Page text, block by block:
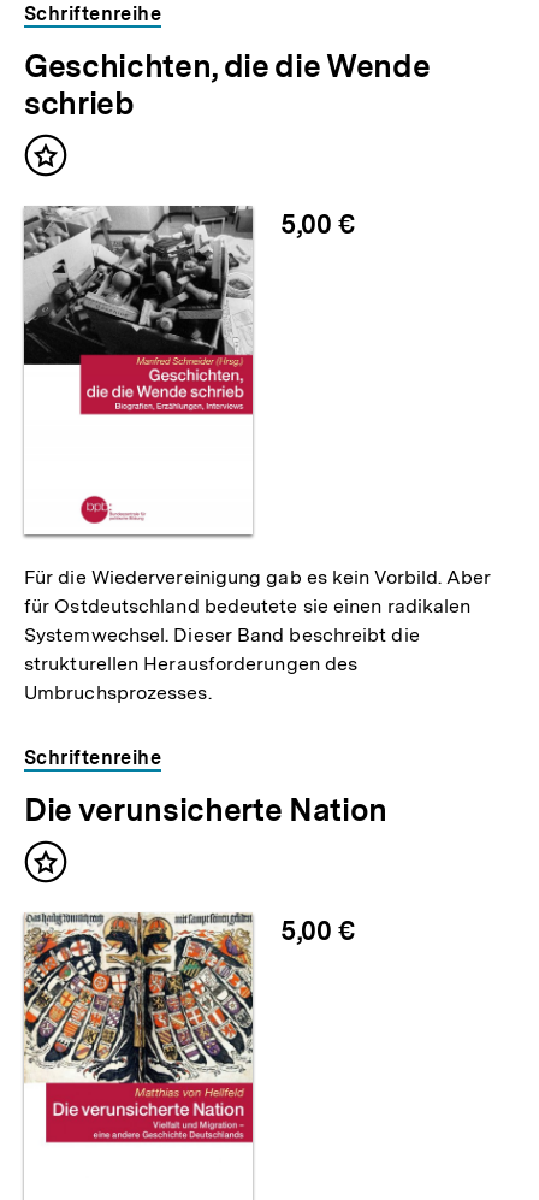
Schriftenreihe
Geschichten, die die Wende
schrieb
Inhalt
5,00 €
Für die Wiedervereinigung gab es kein Vorbild. Aber
für Ostdeutschland bedeutete sie einen radikalen
Systemwechsel. Dieser Band beschreibt die
strukturellen Herausforderungen des
Umbruchsprozesses.
Schriftenreihe
Die verunsicherte Nation
Inhalt
5,00 €